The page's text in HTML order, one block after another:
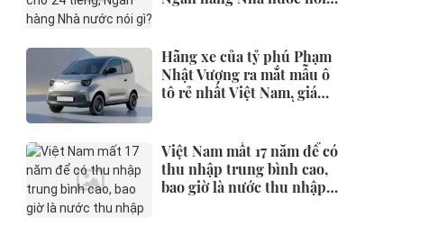
Hãng xe của tỷ phú Phạm
Nhật Vượng ra mắt mẫu ô
tô rẻ nhất Việt Nam, giá
Việt Nam mất 17 năm để có
thu nhập trung bình cao,
bao giờ là nước thu nhập